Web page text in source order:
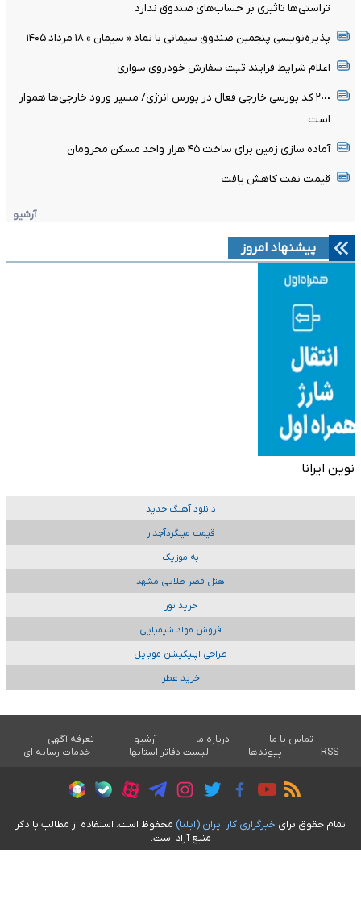
تراستی‌ها تاثیری بر حساب‌های صندوق ندارد
پذیره‌نویسی پنجمین صندوق سیمانی با نماد « سیمان » ۱۸ مرداد ۱۴۰۵
اعلام شرایط فرایند ثبت سفارش خودروی سواری
٢٠٠٠ کد بورسی خارجی فعال در بورس انرژی/ مسیر ورود خارجی‌ها هموار
است
آماده سازی زمین برای ساخت ۴۵ هزار واحد مسکن محرومان
قیمت نفت کاهش یافت
آرشیو
پیشنهاد امروز
نوین ایرانا
دانلود آهنگ جدید
قیمت میلگردآجدار
به موزیک
هتل قصر طلایی مشهد
خرید تور
فروش مواد شیمیایی
طراحی اپلیکیشن موبایل
خرید عطر
تماس با ما درباره ما آرشیو
تعرفه آگهی
RSS
پیوندها لیست دفاتر استانها خدمات رسانه ای
تمام حقوق برای خبرگزاری کار ايران (ايلنا) محفوظ است. استفاده از مطالب با ذکر
منبع آزاد است.